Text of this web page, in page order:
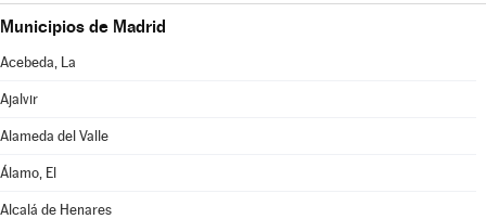
Municipios de Madrid
Acebeda, La
Ajalvir
Alameda del Valle
Álamo, El
Alcalá de Henares